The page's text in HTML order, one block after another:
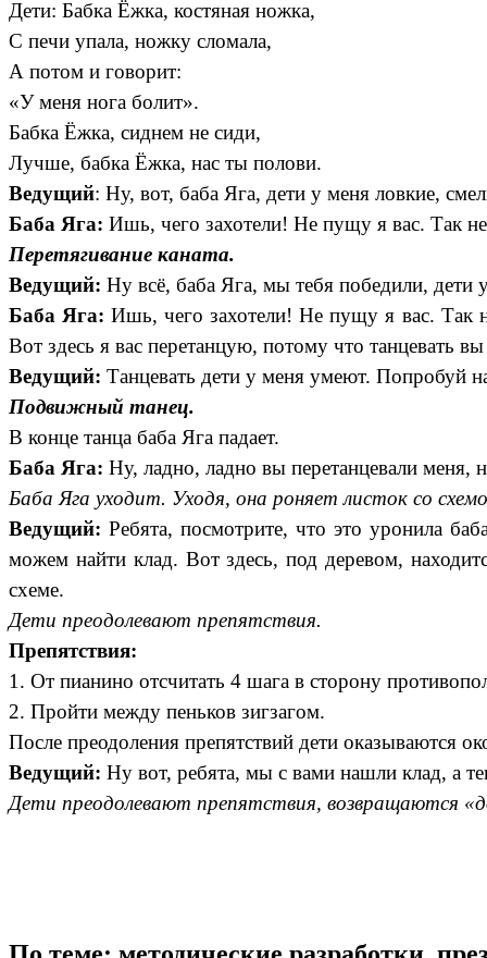
Дети: Бабка Ёжка, костяная ножка,
С печи упала, ножку сломала,
А потом и говорит:
«У меня нога болит».
Бабка Ёжка, сиднем не сиди,
Лучше, бабка Ёжка, нас ты полови.
Ведущий: Ну, вот, баба Яга, дети у меня ловкие,
Баба Яга: Ишь, чего захотели! Не пущу я вас. Так
Перетягивание каната.
Ведущий: Ну всё, баба Яга, мы тебя победили, дети
Баба Яга: Ишь, чего захотели! Не пущу я вас. Так
Вот здесь я вас перетанцую, потому что танцевать
Ведущий: Танцевать дети у меня умеют. Попробуй
Подвижный танец.
В конце танца баба Яга падает.
Баба Яга: Ну, ладно, ладно вы перетанцевали меня,
Баба Яга уходит. Уходя, она роняет листок со
Ведущий: Ребята, посмотрите, что это уронила
можем найти клад. Вот здесь, под деревом,
схеме.
Дети преодолевают препятствия.
Препятствия:
1. От пианино отсчитать 4 шага в сторону
2. Пройти между пеньков зигзагом.
После преодоления препятствий дети оказываются
Ведущий: Ну вот, ребята, мы с вами нашли клад, а
Дети преодолевают препятствия, возвращаются